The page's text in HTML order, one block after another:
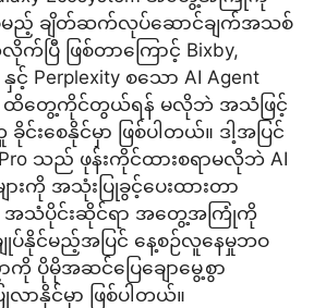
ေမည့် ချိတ်ဆက်လုပ်ဆောင်ချက်အသစ်
ပြီ ဖြစ်တာကြောင့် Bixby,
နှင့် Perplexity စသော AI Agent
င့် ထိတွေ့ကိုင်တွယ်ရန် မလိုဘဲ အသံဖြင့်
စေနိုင်မှာ ဖြစ်ပါတယ်။ ဒါ့အပြင်
Pro သည် ဖုန်းကိုင်ထားစရာမလိုဘဲ AI
ားကို အသုံးပြုခွင့်ပေးထားတာ
အသံပိုင်းဆိုင်ရာ အတွေ့အကြုံကို
နိုင်မည့်အပြင် နေ့စဉ်လူနေမှုဘဝ
ပိုမိုအဆင်ပြေချောမွေ့စွာ
လာနိုင်မှာ ဖြစ်ပါတယ်။